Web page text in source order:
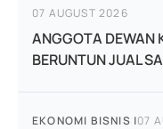
07 AUGUST 2026
ANGGOTA DEWAN
BERUNTUN JUAL
EKONOMI BISNIS |07